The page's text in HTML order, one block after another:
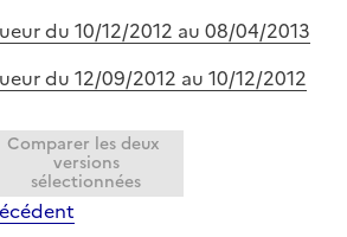
du 10/12/2012 au 08/04/2013
du 12/09/2012 au 10/12/2012
Comparer les deux
versions
sélectionnées